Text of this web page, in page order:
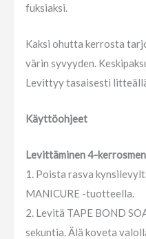
fuksiaksi.
Kaksi ohutta kerrosta
värin syvyyden.
Levittyy tasaisesti
Käyttöohjeet
Levittäminen 4-
1. Poista rasva
MANICURE -tuotteella.
2. Levitä TAPE BOND
sekuntia. Älä koveta